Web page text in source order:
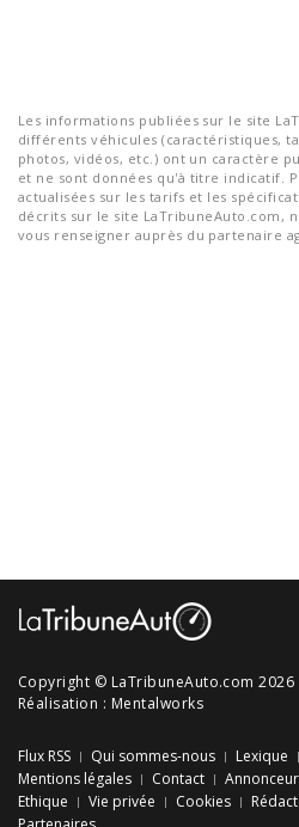
Les informations publiées sur le site
différents véhicules (caractéristiques,
photos, vidéos, etc.) ont un caractère
et ne sont données qu'à titre indicatif.
actualisées sur les tarifs et les
décrits sur le site LaTribuneAuto.com,
vous renseigner auprès du partenaire
Copyright © LaTribuneAuto.com 2026
Réalisation : Mentalworks
Flux RSS Qui sommes-nous Lexique
Mentions légales
Contact
Ethique
Vie privée Cookies